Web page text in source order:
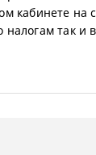
кабинете на
так и